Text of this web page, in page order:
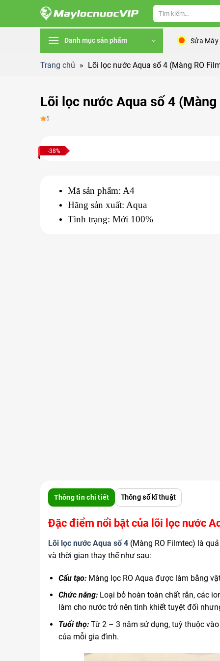
content
Tìm
kiếm:
Danh mục sản phẩm Sửa
Trang chủ » Lõi lọc nước Aqua số 4 (Màng RO
Lõi lọc nước Aqua số 4 (Màng
5
-38%
Mã sản phẩm: A4
Hãng sản xuất: Aqua
Tình trạng: Mới 100%
Thông tin chi tiết Thông số kĩ thuật
Đặc điểm nổi bật của lõi lọc nước
Lõi lọc nước Aqua số 4 (Màng RO Filmtec) là
và thời gian thay thế như sau:
Cấu tạo:Màng lọc RO Aqua được làm bằng
Chức năng: Loại bỏ hoàn toàn chất rắn, các
làm cho nước trở nên tinh khiết tuyệt đối
Tuổi thọ:Từ 2 – 3 năm sử dụng, tuỳ thuộc
của mỗi gia đình.